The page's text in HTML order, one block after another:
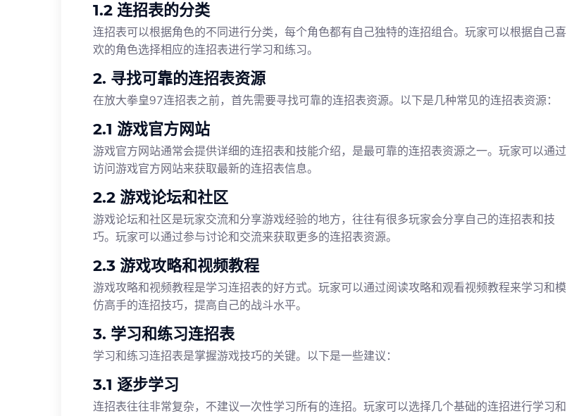
1.2 连招表的分类
连招表可以根据角色的不同进行分类，每个角色都有自己独特的连招组合。玩家可以根据自己喜
欢的角色选择相应的连招表进行学习和练习。
2. 寻找可靠的连招表资源
在放大拳皇97连招表之前，首先需要寻找可靠的连招表资源。以下是几种常见的连招表资源：
2.1 游戏官方网站
游戏官方网站通常会提供详细的连招表和技能介绍，是最可靠的连招表资源之一。玩家可以通过
访问游戏官方网站来获取最新的连招表信息。
2.2 游戏论坛和社区
游戏论坛和社区是玩家交流和分享游戏经验的地方，往往有很多玩家会分享自己的连招表和技
巧。玩家可以通过参与讨论和交流来获取更多的连招表资源。
2.3 游戏攻略和视频教程
游戏攻略和视频教程是学习连招表的好方式。玩家可以通过阅读攻略和观看视频教程来学习和模
仿高手的连招技巧，提高自己的战斗水平。
3. 学习和练习连招表
学习和练习连招表是掌握游戏技巧的关键。以下是一些建议：
3.1 逐步学习
连招表往往非常复杂，不建议一次性学习所有的连招。玩家可以选择几个基础的连招进行学习和